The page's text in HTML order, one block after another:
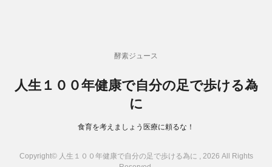
酵素ジュース
人生１００年健康で自分の足で歩ける為
に
食育を考えましょう医療に頼るな！
Copyright© 人生１００年健康で自分の足で歩ける為に , 2026 All Rights